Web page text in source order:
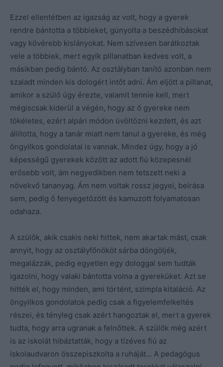
Ezzel ellentétben az igazság az volt, hogy a gyerek
rendre bántotta a többieket, gúnyolta a beszédhibásokat
vagy kövérebb kislányokat. Nem szívesen barátkoztak
vele a többiek, mert egyik pillanatban kedves volt, a
másikban pedig bántó. Az osztályban tanító azonban nem
szaladt minden kis dologért intőt adni. Ám eljött a pillanat,
amikor a szülő úgy érezte, valamit tennie kell, mert
mégiscsak kiderül a végén, hogy az ő gyereke nem
tökéletes, ezért alpári módon üvöltözni kezdett, és azt
állította, hogy a tanár miatt nem tanul a gyereke, és még
öngyilkos gondolatai is vannak. Mindez úgy, hogy a jó
képességű gyerekek között az adott fiú közepesnél
erősebb volt, ám negyedikben nem tetszett neki a
növekvő tananyag. Ám nem voltak rossz jegyei, beírása
sem, pedig ő fenyegetőzött és kamuzott folyamatosan
odahaza.
A szülők, akik csakis neki hittek, nem akartak mást, csak
annyit, hogy az osztályfőnököt sárba döngöljék,
megalázzák, pedig egyetlen egy dologgal sem tudták
igazolni, hogy valaki bántotta volna a gyereküket. Azt se
hitték el, hogy minden, ami történt, szimpla kitaláció. Az
öngyilkos gondolatok pedig csak a figyelemfelkeltés
részei, és tényleg csak azért hangoztak el, mert a gyerek
tudta, hogy arra ugranak a felnőttek. A szülők még azért
is az iskolát hibáztatták, hogy a tízéves fiú az
iskolaudvaron összepiszkolta a ruháját… A pedagógus